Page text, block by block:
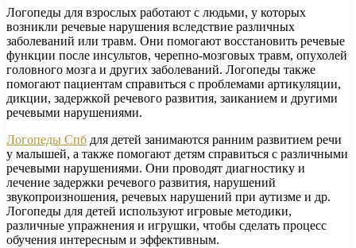
Логопеды для взрослых работают с людьми, у которых
возникли речевые нарушения вследствие различных
заболеваний или травм. Они помогают восстановить речевые
функции после инсультов, черепно-мозговых травм, опухолей
головного мозга и других заболеваний. Логопеды также
помогают пациентам справиться с проблемами артикуляции,
дикции, задержкой речевого развития, заиканием и другими
речевыми нарушениями.
Логопеды Спб для детей занимаются ранним развитием речи
у малышей, а также помогают детям справиться с различными
речевыми нарушениями. Они проводят диагностику и
лечение задержки речевого развития, нарушений
звукопроизношения, речевых нарушений при аутизме и др.
Логопеды для детей используют игровые методики,
различные упражнения и игрушки, чтобы сделать процесс
обучения интересным и эффективным.